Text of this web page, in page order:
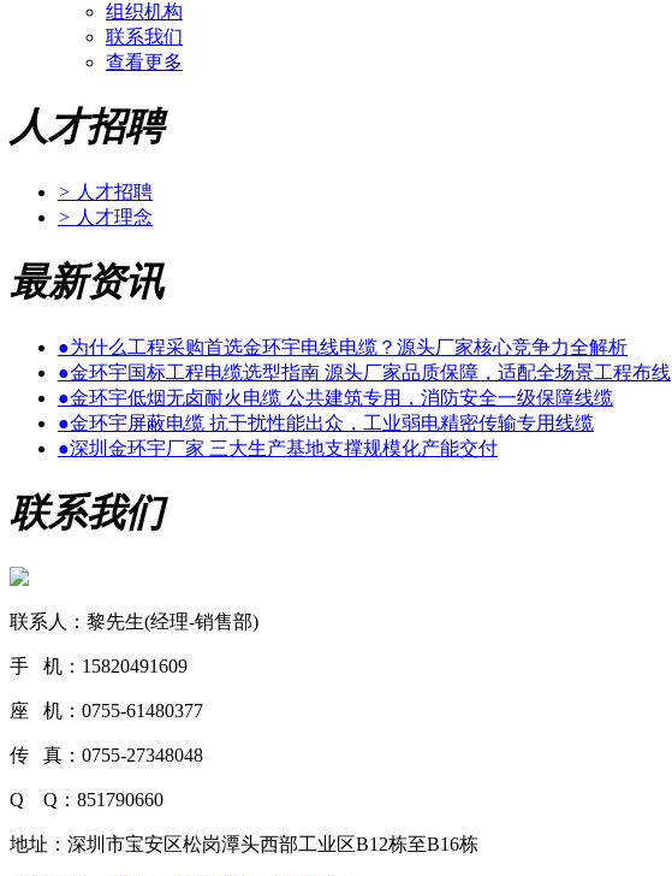
组织机构
联系我们
查看更多
人才招聘
> 人才招聘
> 人才理念
最新资讯
●为什么工程采购首选金环宇电线电缆？源头厂家核心竞争力全解析
●金环宇国标工程电缆选型指南 源头厂家品质保障，适配全场景工程布线
●金环宇低烟无卤耐火电缆 公共建筑专用，消防安全一级保障线缆
●金环宇屏蔽电缆 抗干扰性能出众，工业弱电精密传输专用线缆
●深圳金环宇厂家 三大生产基地支撑规模化产能交付
联系我们
联系人：黎先生(经理-销售部)
手 机：15820491609
座 机：0755-61480377
传 真：0755-27348048
Q Q：851790660
地址：深圳市宝安区松岗潭头西部工业区B12栋至B16栋